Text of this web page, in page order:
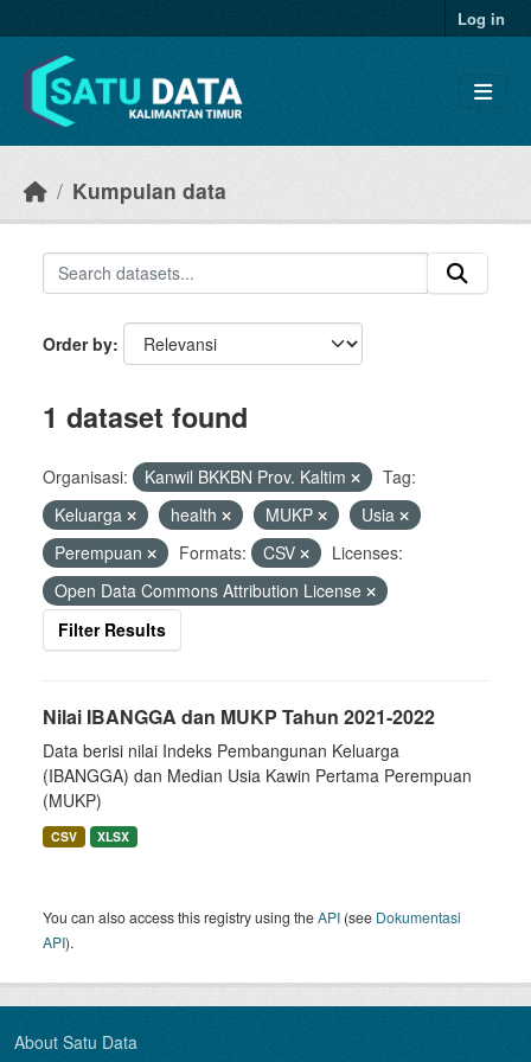
Log in
Kumpulan data
Order by
1 dataset found
Organisasi: Kanwil BKKBN Prov. Kaltim
Tag:
Keluarga
health MUKP
Usia
Perempuan
Formats: CSV
Licenses:
Open Data Commons Attribution License
Filter Results
Nilai IBANGGA dan MUKP Tahun 2021-2022
Data berisi nilai Indeks Pembangunan Keluarga
(IBANGGA) dan Median Usia Kawin Pertama Perempuan
(MUKP)
CSV XLSX
You can also access this registry using theAPI (see Dokumentasi
API).
About Satu Data